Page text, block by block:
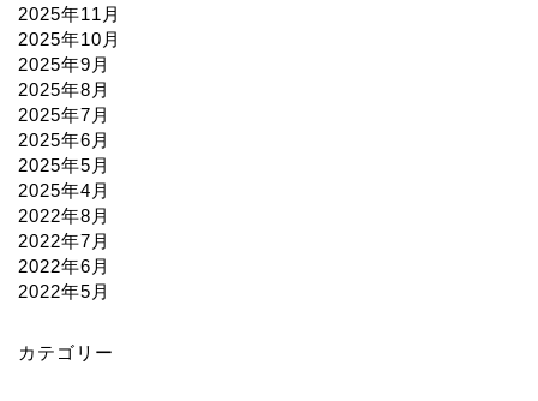
2025年11月
2025年10月
2025年9月
2025年8月
2025年7月
2025年6月
2025年5月
2025年4月
2022年8月
2022年7月
2022年6月
2022年5月
カテゴリー